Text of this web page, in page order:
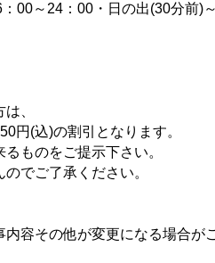
00～24：00・日の出(30分前)
、
円(込)の割引となります。
ものをご提示下さい。
でご了承ください。
容その他が変更になる場合が